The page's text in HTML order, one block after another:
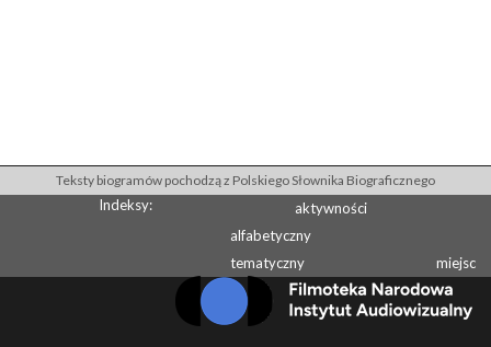
Teksty biogramów pochodzą z Polskiego Słownika Biograficznego
Indeksy:
aktywności
alfabetyczny
tematyczny
miejsc